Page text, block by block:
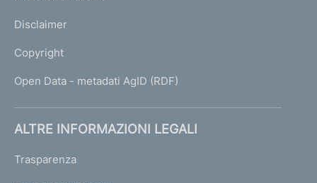
Disclaimer
Copyright
Open Data - metadati AgID (RDF)
ALTRE INFORMAZIONI LEGALI
Trasparenza